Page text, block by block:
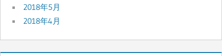
2018年5月
2018年4月